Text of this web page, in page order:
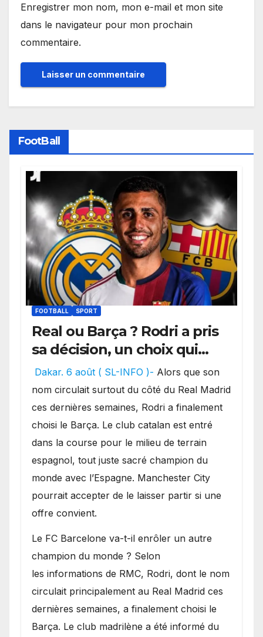
Enregistrer mon nom, mon e-mail et mon site
dans le navigateur pour mon prochain
commentaire.
FootBall
FOOTBALL SPORT
Real ou Barça ? Rodri a pris
sa décision, un choix qui
pourrait faire grand bruit
sur le marché des
transferts.
Dakar. 6 août ( SL-INFO )- Alors que son
nom circulait surtout du côté du Real Madrid
ces dernières semaines, Rodri a finalement
choisi le Barça. Le club catalan est entré
dans la course pour le milieu de terrain
espagnol, tout juste sacré champion du
monde avec l’Espagne. Manchester City
pourrait accepter de le laisser partir si une
offre convient.
​Le FC Barcelone va-t-il enrôler un autre
champion du monde ? Selon
les informations de RMC, Rodri, dont le nom
circulait principalement au Real Madrid ces
dernières semaines, a finalement choisi le
Barça. Le club madrilène a été informé du